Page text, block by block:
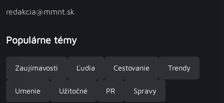
redakcia@mmnt.sk
Populárne témy
Zaujímavosti Ľudia Cestovanie Trendy
Umenie Užitočné PR Spravy